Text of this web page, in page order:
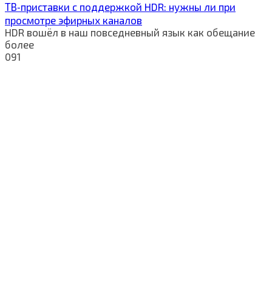
ТВ‑приставки с поддержкой HDR: нужны ли при
просмотре эфирных каналов
HDR вошёл в наш повседневный язык как обещание
более
091